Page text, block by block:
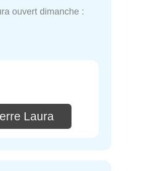
ouvert dimanche :
Laura